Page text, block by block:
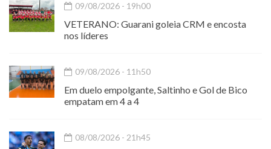
09/08/2026 - 19h00
VETERANO: Guarani goleia CRM e encosta
nos líderes
09/08/2026 - 11h50
Em duelo empolgante, Saltinho e Gol de Bico
empatam em 4 a 4
08/08/2026 - 21h45